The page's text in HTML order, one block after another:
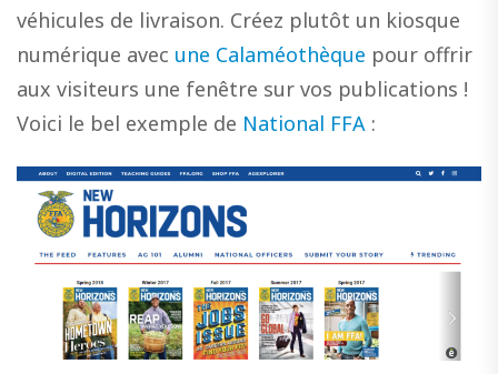
véhicules de livraison. Créez plutôt un kiosque
numérique avec une Calaméothèque pour offrir
aux visiteurs une fenêtre sur vos publications !
Voici le bel exemple de National FFA :